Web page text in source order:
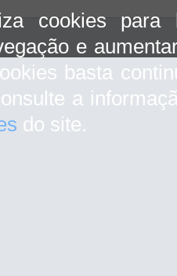
cookies para
e
basta
a
do site.